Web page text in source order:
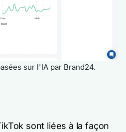
sur l'IA par Brand24.
sont liées à la façon